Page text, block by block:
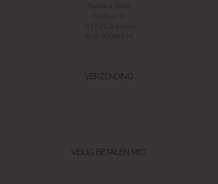
Suzanna select
Postbus 10
7437 ZG Bathmen
KvK: 90084179
VERZENDING
VEILIG BETALEN MET: